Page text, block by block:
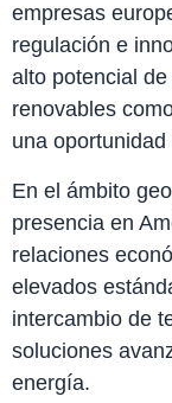
empresas
regulación e
alto potencial
renovables
una
En el ámbito
presencia en
relaciones
elevados
intercambio de
soluciones
energía.